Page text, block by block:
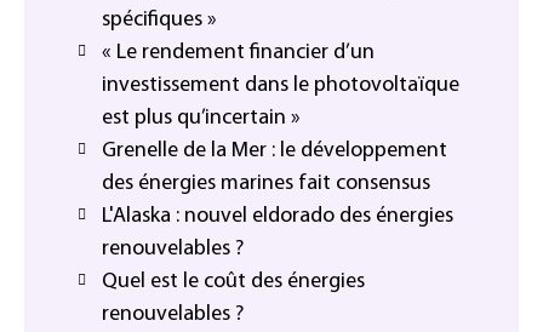
spécifiques »
« Le rendement financier d’un
investissement dans le photovoltaïque
est plus qu’incertain »
Grenelle de la Mer : le développement
des énergies marines fait consensus
L'Alaska : nouvel eldorado des énergies
renouvelables ?
Quel est le coût des énergies
renouvelables ?